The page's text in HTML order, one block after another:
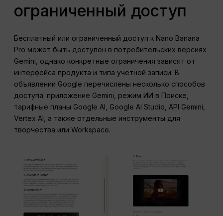
ограниченный доступ
Бесплатный или ограниченный доступ к Nano Banana
Pro может быть доступен в потребительских версиях
Gemini, однако конкретные ограничения зависят от
интерфейса продукта и типа учетной записи. В
объявлении Google перечислены несколько способов
доступа: приложение Gemini, режим ИИ в Поиске,
тарифные планы Google AI, Google AI Studio, API Gemini,
Vertex AI, а также отдельные инструменты для
творчества или Workspace.